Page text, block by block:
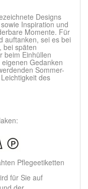
Designs
Inspiration und
Momente. Für
auftanken, sei es bei
bei späten
beim Einhüllen
Gedanken
Sommer-
des
Pflegeetiketten
für Sie auf